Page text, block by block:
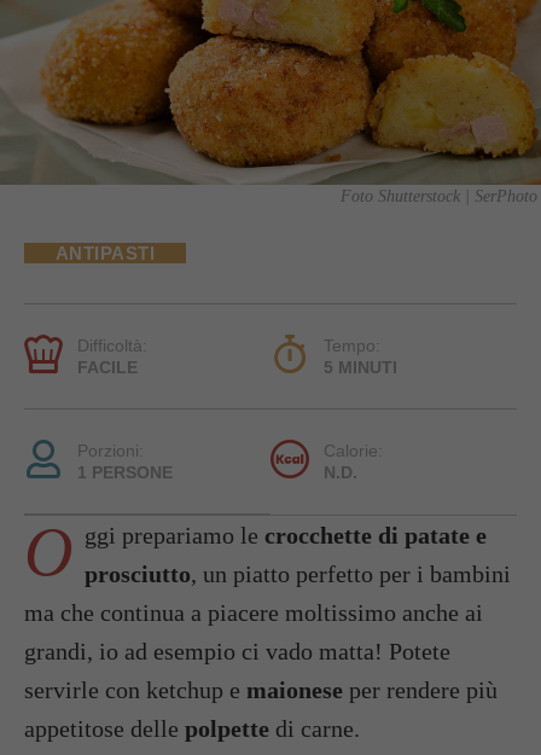
Foto Shutterstock | SerPhoto
ANTIPASTI
Difficoltà:
FACILE
Tempo:
5 MINUTI
Porzioni:
1 PERSONE
Calorie:
N.D.
O ggi prepariamo le crocchette di patate e
prosciutto, un piatto perfetto per i bambini
ma che continua a piacere moltissimo anche ai
grandi, io ad esempio ci vado matta! Potete
servirle con ketchup e maionese per rendere più
appetitose delle polpette di carne.